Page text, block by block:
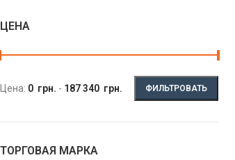
ЦЕНА
ФИЛЬТРОВАТЬ
Цена: 0 грн. - 187 340 грн.
ТОРГОВАЯ МАРКА